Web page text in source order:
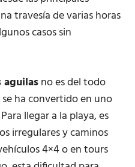
travesía de varias horas
casos sin
aguilasno es del todo
ha convertido en uno
llegar a la playa, es
irregulares y caminos
4×4 o en tours